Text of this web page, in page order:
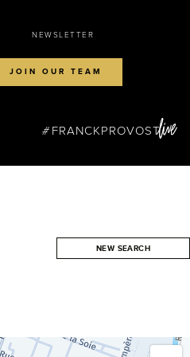
NEW SEARCH
NEWSLETTER
JOIN OUR TEAM
FRANCKPROVOST